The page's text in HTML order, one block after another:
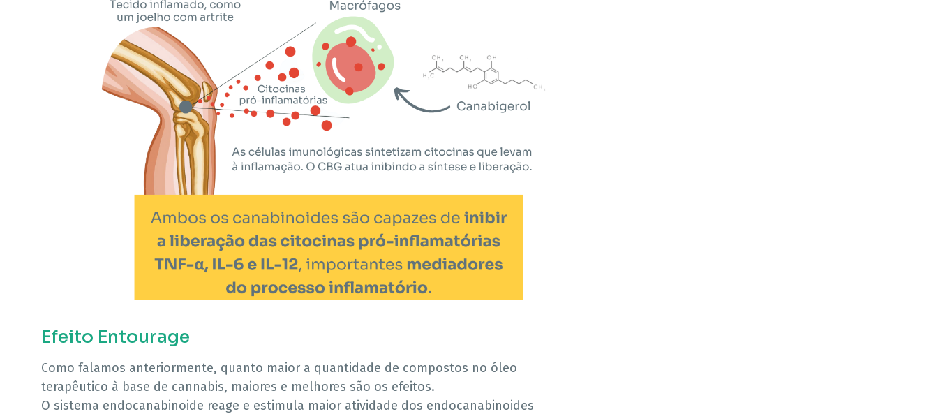
Efeito Entourage
Como falamos anteriormente, quanto maior a quantidade de compostos no óleo
terapêutico à base de cannabis, maiores e melhores são os efeitos.
O sistema endocanabinoide reage e estimula maior atividade dos endocanabinoides